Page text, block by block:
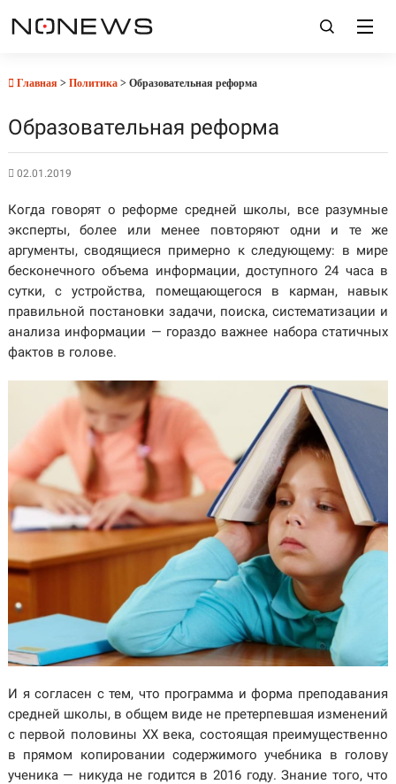
Главная > Политика> Образовательная реформа
Образовательная реформа
02.01.2019
Когда говорят о реформе средней школы, все разумные
эксперты, более или менее повторяют одни и те же
аргументы, сводящиеся примерно к следующему: в мире
бесконечного объема информации, доступного 24 часа в
сутки, с устройства, помещающегося в карман, навык
правильной постановки задачи, поиска, систематизации и
анализа информации — гораздо важнее набора статичных
фактов в голове.
И я согласен с тем, что программа и форма преподавания
средней школы, в общем виде не претерпевшая изменений
с первой половины XX века, состоящая преимущественно
в прямом копировании содержимого учебника в голову
ученика — никуда не годится в 2016 году. Знание того, что